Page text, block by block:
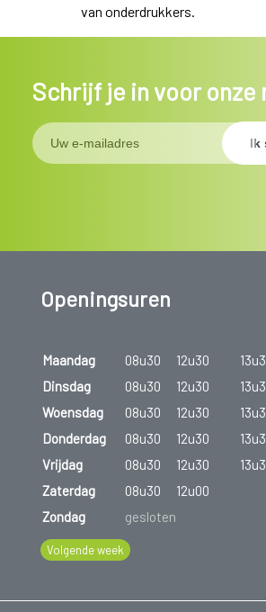
van onderdrukkers.
Schrijf je in voor
Openingsuren
Maandag 08u30 12u30
Dinsdag
08u30 12u30
Woensdag
08u30 12u30
Donderdag
08u30 12u30
Vrijdag
08u30 12u30
Zaterdag
08u30
12u00
Zondag
gesloten
Volgende week